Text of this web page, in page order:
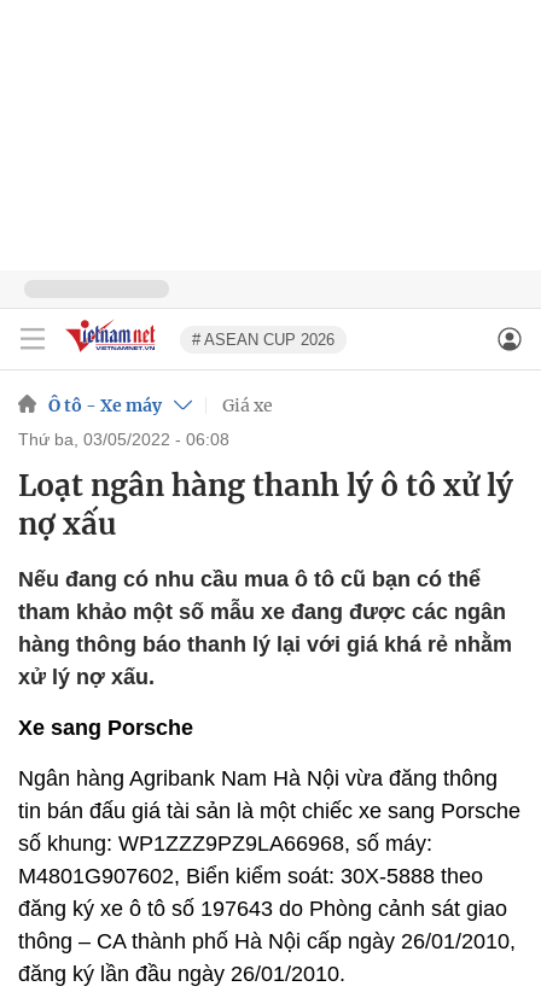
# ASEAN CUP 2026
Ô tô - Xe máy Giá xe
thứ ba, 03/05/2022 - 06:08
Loạt ngân hàng thanh lý ô tô xử lý
nợ xấu
Nếu đang có nhu cầu mua ô tô cũ bạn có thể
tham khảo một số mẫu xe đang được các ngân
hàng thông báo thanh lý lại với giá khá rẻ nhằm
xử lý nợ xấu.
Xe sang Porsche
Ngân hàng Agribank Nam Hà Nội vừa đăng thông
tin bán đấu giá tài sản là một chiếc xe sang Porsche
số khung: WP1ZZZ9PZ9LA66968, số máy:
M4801G907602, Biển kiểm soát: 30X-5888 theo
đăng ký xe ô tô số 197643 do Phòng cảnh sát giao
thông – CA thành phố Hà Nội cấp ngày 26/01/2010,
đăng ký lần đầu ngày 26/01/2010.